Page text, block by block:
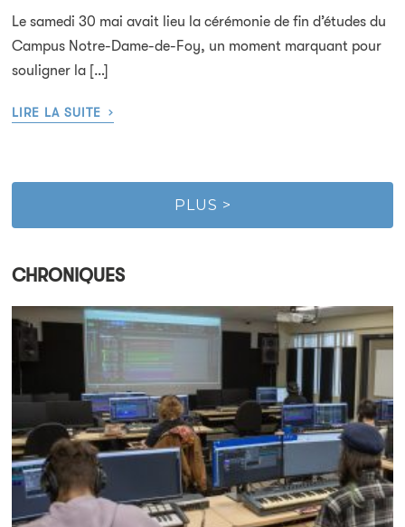
Le samedi 30 mai avait lieu la cérémonie de fin d’études du
Campus Notre-Dame-de-Foy, un moment marquant pour
souligner la […]
LIRE LA SUITE ›
PLUS >
CHRONIQUES